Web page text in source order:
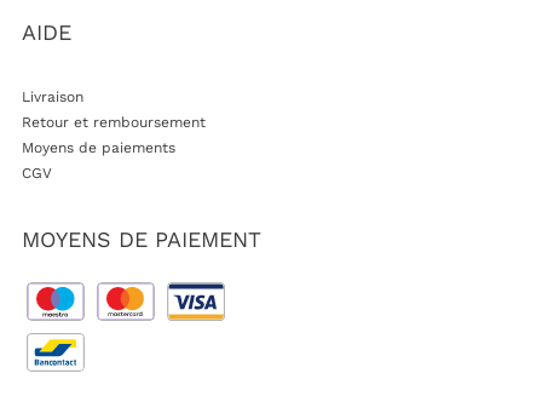
AIDE
Livraison
Retour et remboursement
Moyens de paiements
CGV
MOYENS DE PAIEMENT